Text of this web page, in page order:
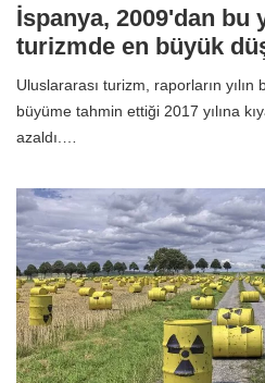
İspanya, 2009'dan bu
turizmde en büyük
Uluslararası turizm, raporların
büyüme tahmin ettiği 2017 yılına
azaldı.…